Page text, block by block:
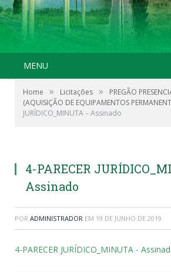
MENU
Home » Licitações »
PREGÃO
(AQUISIÇÃO DE EQUIPAMENTOS
JURÍDICO_MINUTA – Assinado
4-PARECER
Assinado
POR ADMINISTRADOR EM 19 DE JUNHO DE 2019
4-PARECER JURÍDICO_MINUTA -